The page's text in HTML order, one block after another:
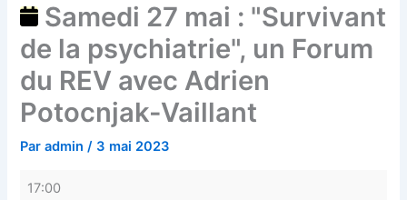
Samedi 27 mai : "Survivant
de la psychiatrie", un Forum
du REV avec Adrien
Potocnjak-Vaillant
Paradmin/ 3 mai 2023
17:00